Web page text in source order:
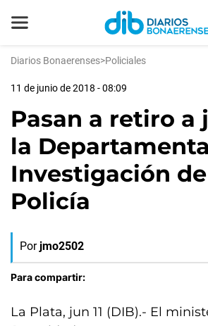
Diarios Bonaerenses>Policiales
11 de junio de 2018 - 08:09
Pasan a retiro a
la
Investigación
Policía
Por jmo2502
Para compartir:
La Plata, jun 11 (DIB).- El